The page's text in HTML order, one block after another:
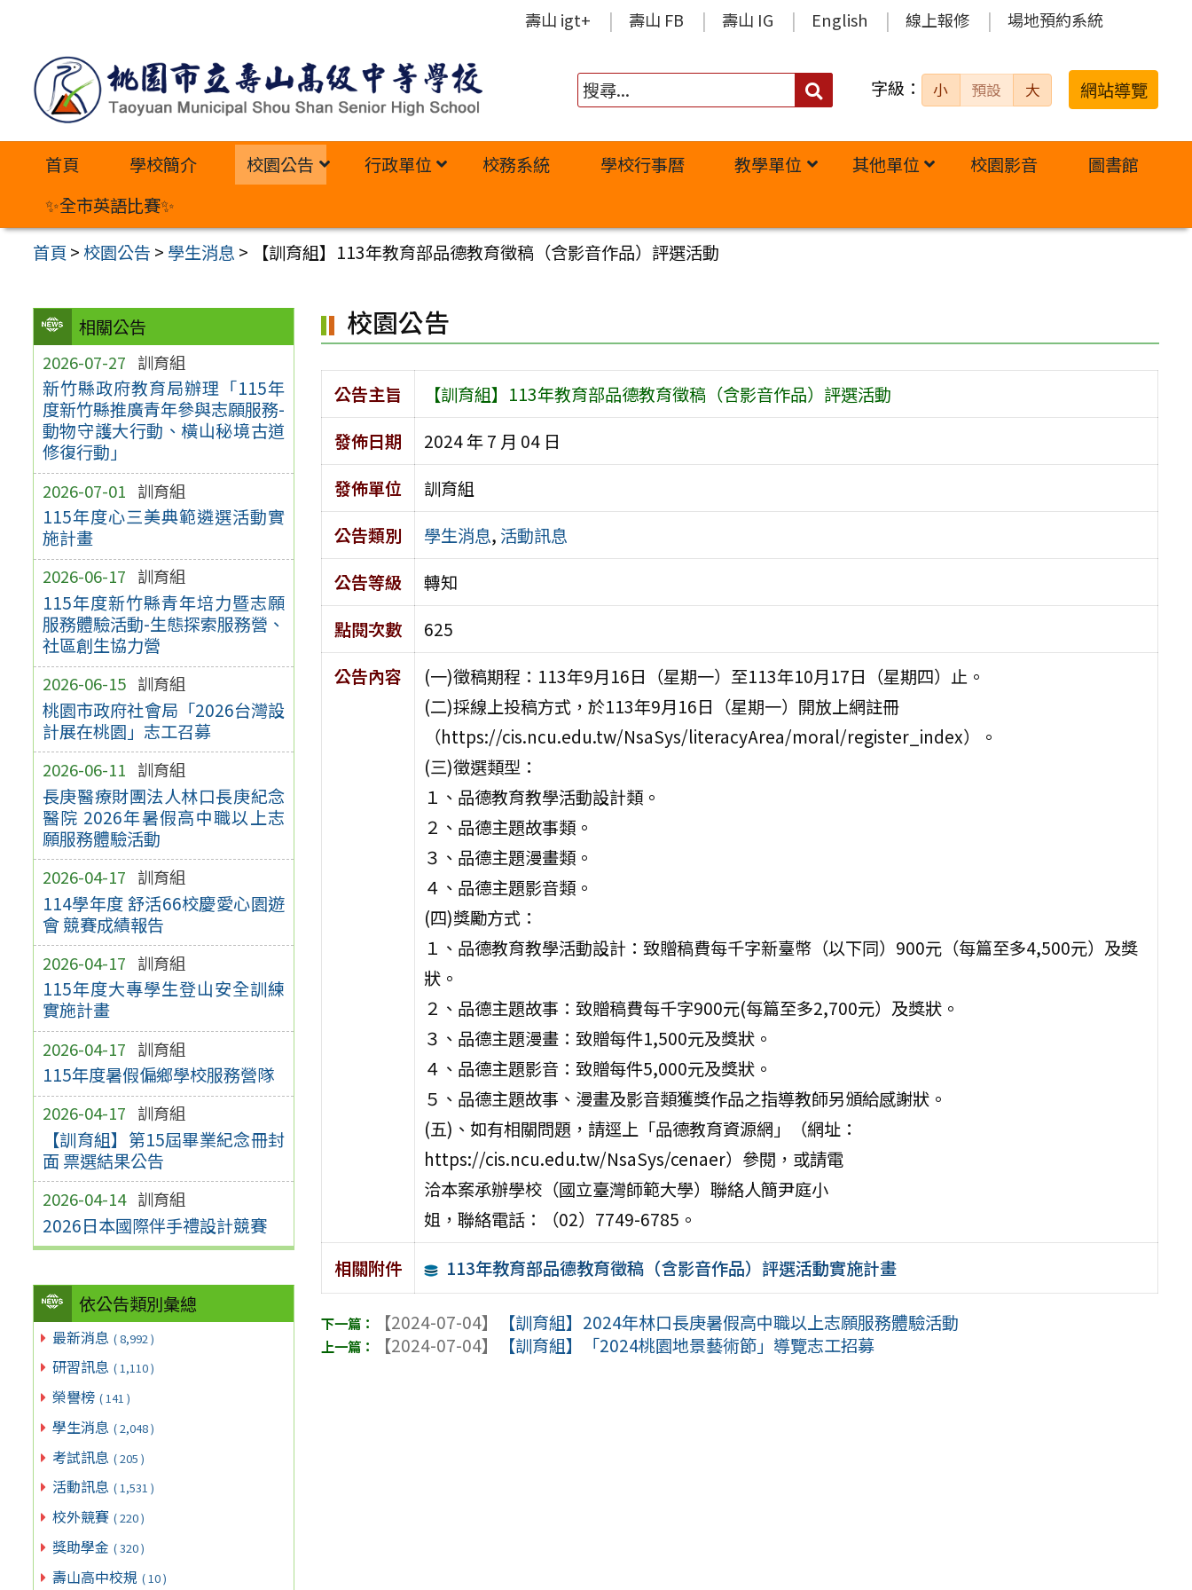
內
壽山 igt+ 壽山 FB 壽山 IG English 線上報修 場地預約系統
搜
字級： 小 預設 大 網站導覽
首頁 學校簡介 校園公告 行政單位 校務系統 學校行事曆 教學單位 其他單位 校園影音
圖書館
✨全市英語比賽✨
首頁 >校園公告 > 學生消息 > 【訓育組】113年教育部品德教育徵稿（含影音作品）評選活動
相關公告
2026-07-27 訓育組
新竹縣政府教育局辦理「115年
度新竹縣推廣青年參與志願服務-
動物守護大行動、橫山秘境古道
修復行動」
2026-07-01 訓育組
115年度心三美典範遴選活動實
施計畫
2026-06-17 訓育組
115年度新竹縣青年培力暨志願
服務體驗活動-生態探索服務營、
社區創生協力營
2026-06-15 訓育組
桃園市政府社會局「2026台灣設
計展在桃園」志工召募
2026-06-11 訓育組
長庚醫療財團法人林口長庚紀念
醫院 2026年暑假高中職以上志
願服務體驗活動
2026-04-17 訓育組
114學年度 舒活66校慶愛心園遊
會 競賽成績報告
2026-04-17 訓育組
115年度大專學生登山安全訓練
實施計畫
2026-04-17 訓育組
115年度暑假偏鄉學校服務營隊
2026-04-17 訓育組
【訓育組】第15屆畢業紀念冊封
面 票選結果公告
2026-04-14 訓育組
2026日本國際伴手禮設計競賽
依公告類別彙總
最新消息 ( 8,992 )
研習訊息 ( 1,110 )
榮譽榜 ( 141 )
學生消息 ( 2,048 )
考試訊息 ( 205 )
活動訊息 ( 1,531 )
校外競賽 ( 220 )
獎助學金 ( 320 )
壽山高中校規 ( 10 )
校園公告
公告主旨
【訓育組】113年教育部品德教育徵稿（含影音作品）評選活動
發佈日期
2024 年 7 月 04 日
發佈單位
訓育組
公告類別
學生消息, 活動訊息
公告等級
轉知
點閱次數
625
公告內容
(一)徵稿期程：113年9月16日（星期一）至113年10月17日（星期四）止。
(二)採線上投稿方式，於113年9月16日（星期一）開放上網註冊
（https://cis.ncu.edu.tw/NsaSys/literacyArea/moral/register_index）。
(三)徵選類型：
１、品德教育教學活動設計類。
２、品德主題故事類。
３、品德主題漫畫類。
４、品德主題影音類。
(四)獎勵方式：
１、品德教育教學活動設計：致贈稿費每千字新臺幣（以下同）900元（每篇至多4,500元）及獎
狀。
２、品德主題故事：致贈稿費每千字900元(每篇至多2,700元）及獎狀。
３、品德主題漫畫：致贈每件1,500元及獎狀。
４、品德主題影音：致贈每件5,000元及獎狀。
５、品德主題故事、漫畫及影音類獲獎作品之指導教師另頒給感謝狀。
(五)、如有相關問題，請逕上「品德教育資源網」（網址：
https://cis.ncu.edu.tw/NsaSys/cenaer）參閱，或請電
洽本案承辦學校（國立臺灣師範大學）聯絡人簡尹庭小
姐，聯絡電話：（02）7749-6785。
相關附件
113年教育部品德教育徵稿（含影音作品）評選活動實施計畫
【2024-07-04】
【訓育組】2024年林口長庚暑假高中職以上志願服務體驗活動
【2024-07-04】
【訓育組】「2024桃園地景藝術節」導覽志工招募